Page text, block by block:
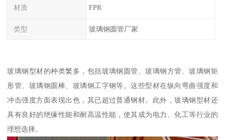
材质 FPR
类型 玻璃钢圆管厂家
玻璃钢型材的种类繁多，包括玻璃钢圆管、玻璃钢方管、玻璃钢矩
形管、玻璃钢圆棒、玻璃钢工字钢等。这些型材在纵向弯曲强度和
冲击强度方面表现出色，其已超过普通钢材。此外，玻璃钢型材还
具有良好的绝缘性能和耐高温性能，使其成为电力、化工等行业的
理想选择。